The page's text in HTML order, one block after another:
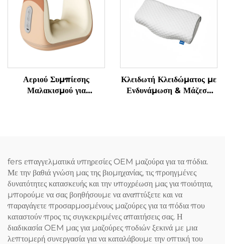
Αεριού Συμπίεσης
Μαλακισμού για
Κλειδωτή Κλειδώματος με
Ενδυνάμωση & Μάζεση
fers επαγγελματικά υπηρεσίες OEM μαζούρα για τα πόδια.
Με την βαθιά γνώση μας της βιομηχανίας, τις προηγμένες
δυνατότητες κατασκευής και την υποχρέωση μας για ποιότητα,
μπορούμε να σας βοηθήσουμε να αναπτύξετε και να
παραγάγετε προσαρμοσμένους μαζούρες για τα πόδια που
καταστούν προς τις συγκεκριμένες απαιτήσεις σας. Η
διαδικασία OEM μας για μαζούρες ποδιών ξεκινά με μια
λεπτομερή συνεργασία για να καταλάβουμε την οπτική του